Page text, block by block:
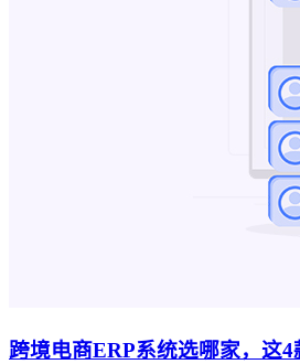
跨境电商ERP系统选哪家，这4